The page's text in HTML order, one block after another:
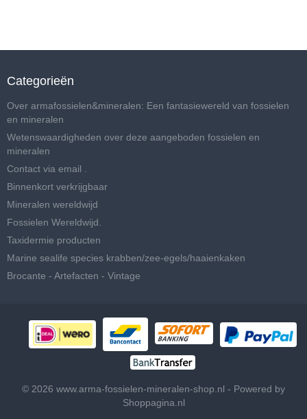
Categorieën
Over armafossielen&mineralen: Een fantasiewereld van fossielen
en mineralen
Wetenswaardigheden over deze aangeboden fossielen en
mineralen
Contact via email .
Binnenkort verkrijgbaar
Mineralen wereldwijd
Fossielen Wereldwijd.
Taxidermie producten
Marine sealife species krabben/zee-egels/haaienkaken
Brocante - Artefacten - Vintage
© 2026 www.arma-fossielen-mineralen-shop.nl - Powered by
Shoppagina.nl